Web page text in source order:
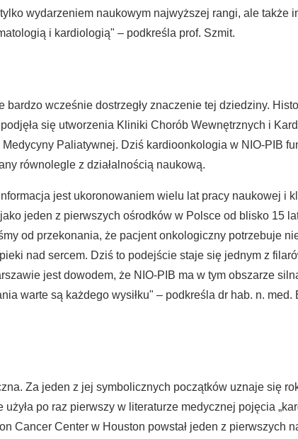
wydarzeniem naukowym najwyższej rangi, ale także
i kardiologią" – podkreśla prof. Szmit.
wcześnie dostrzegły znaczenie tej dziedziny.
się utworzenia Kliniki Chorób Wewnętrznych i
Paliatywnej. Dziś kardioonkologia w NIO-PIB
równolegle z działalnością naukową.
jest ukoronowaniem wielu lat pracy naukowej i
jeden z pierwszych ośrodków w Polsce od blisko 15
od przekonania, że pacjent onkologiczny potrzebuje
nad sercem. Dziś to podejście staje się jednym z
jest dowodem, że NIO-PIB ma w tym obszarze
warte są każdego wysiłku" – podkreśla dr hab. n. med.
Za jeden z jej symbolicznych początków uznaje się
po raz pierwszy w literaturze medycznej pojęcia
Cancer Center w Houston powstał jeden z pierwszych